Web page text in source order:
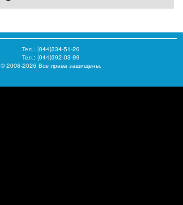
Тел.: (044)334-51-20
Тел.: (044)392-03-99
© 2008-2026 Все права защищены.